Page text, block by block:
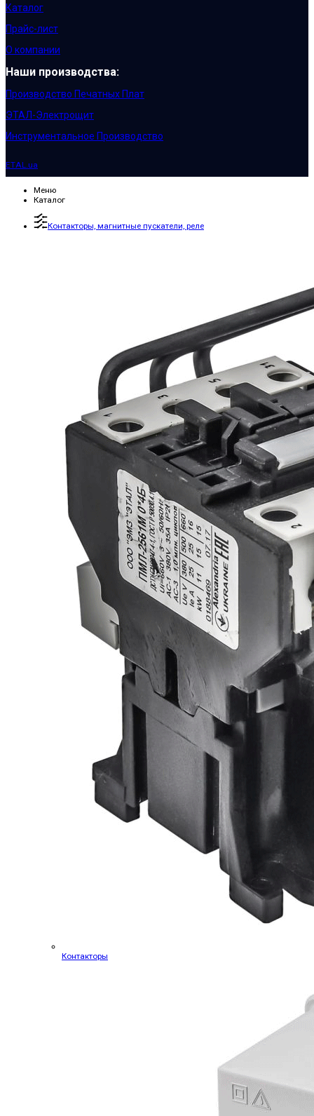
Каталог
Прайс-лист
О компании
Наши производства:
Производство Печатных Плат
ЭТАЛ-Электрощит
Инструментальное Производство
ETAL.ua
Меню
Каталог
Контакторы, магнитные пускатели, реле
Контакторы